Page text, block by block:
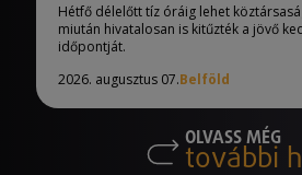
Hétfő délelőtt tíz óráig lehet
miután hivatalosan is kitűzték a jövő
időpontját.
2026. augusztus 07.Belföld
OLVASS MÉG
további